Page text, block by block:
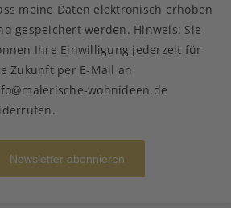
meine Daten elektronisch erhoben
gespeichert werden. Hinweis: Sie
Ihre Einwilligung jederzeit für
Zukunft per E-Mail an
wohnideen.de